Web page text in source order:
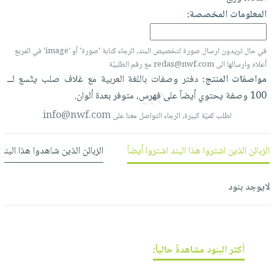
العناية
بالأسنان
الحمية
والتغذية
أدوات
الأوعية
والتخزين
المطبخ
الأكثر
مبيعاً
العودة
للمدارس
اكسسوارات
كتب
اكسسوارات
منزلية
اكسسوارات
ملابس
مطرزات
حقائب
عناية
بالذات
شحن
مجاني
بنود
مختارة
اشتراكات
كل
الاشتراكات
صندوق
القراءة
iKitab
بلا
بحث
نيل
عن
الشركة
حسابك
الأمنيات
المعلومات المخصصة:
في حال تريدون ارسال صورة لتخصيص البند، الرجاء كتابة 'صورة' أو 'image' في المربع
أعلاه وارسالها الى redas@nwf.com مع رقم الطلبيّة
مواصفات المنتج: دفتر وصفات باللغة العربية مع غلاف صلب يتّسع لــ
100 وصفة يحتويأيضاًعلى فهرس، متوفربعدةألوان.
لطلب كميّة كبيرة، الرجاء التواصل معنا علىinfo@nwf.com
الزبائن الذين اشتروا هذا البند اشتروا أيضاً الزبائن الذين شاهدوا هذا
لايوجد بنود
أكثر البنود مشاهدةً حالياً: